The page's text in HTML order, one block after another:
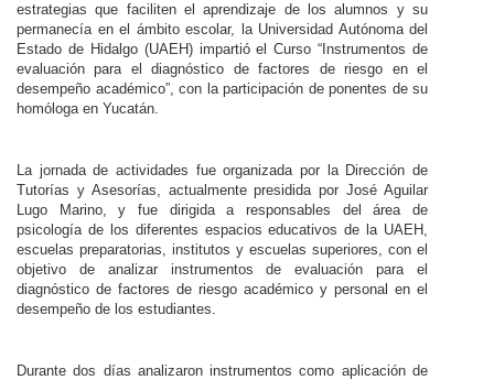
Alumni
Visitantes
estrategias que faciliten el aprendizaje de los alumnos y su
permanecía en el ámbito escolar, la Universidad Autónoma del
Estado de Hidalgo (UAEH) impartió el Curso “Instrumentos de
evaluación para el diagnóstico de factores de riesgo en el
desempeño académico”, con la participación de ponentes de su
homóloga en Yucatán.
La jornada de actividades fue organizada por la Dirección de
Tutorías y Asesorías, actualmente presidida por José Aguilar
Lugo Marino, y fue dirigida a responsables del área de
psicología de los diferentes espacios educativos de la UAEH,
escuelas preparatorias, institutos y escuelas superiores, con el
objetivo de analizar instrumentos de evaluación para el
diagnóstico de factores de riesgo académico y personal en el
desempeño de los estudiantes.
Durante dos días analizaron instrumentos como aplicación de